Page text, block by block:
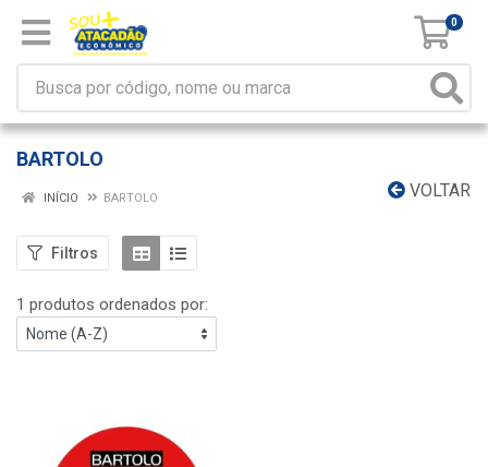
0
BARTOLO
VOLTAR
INÍCIO BARTOLO
Filtros
1 produtos ordenados por: